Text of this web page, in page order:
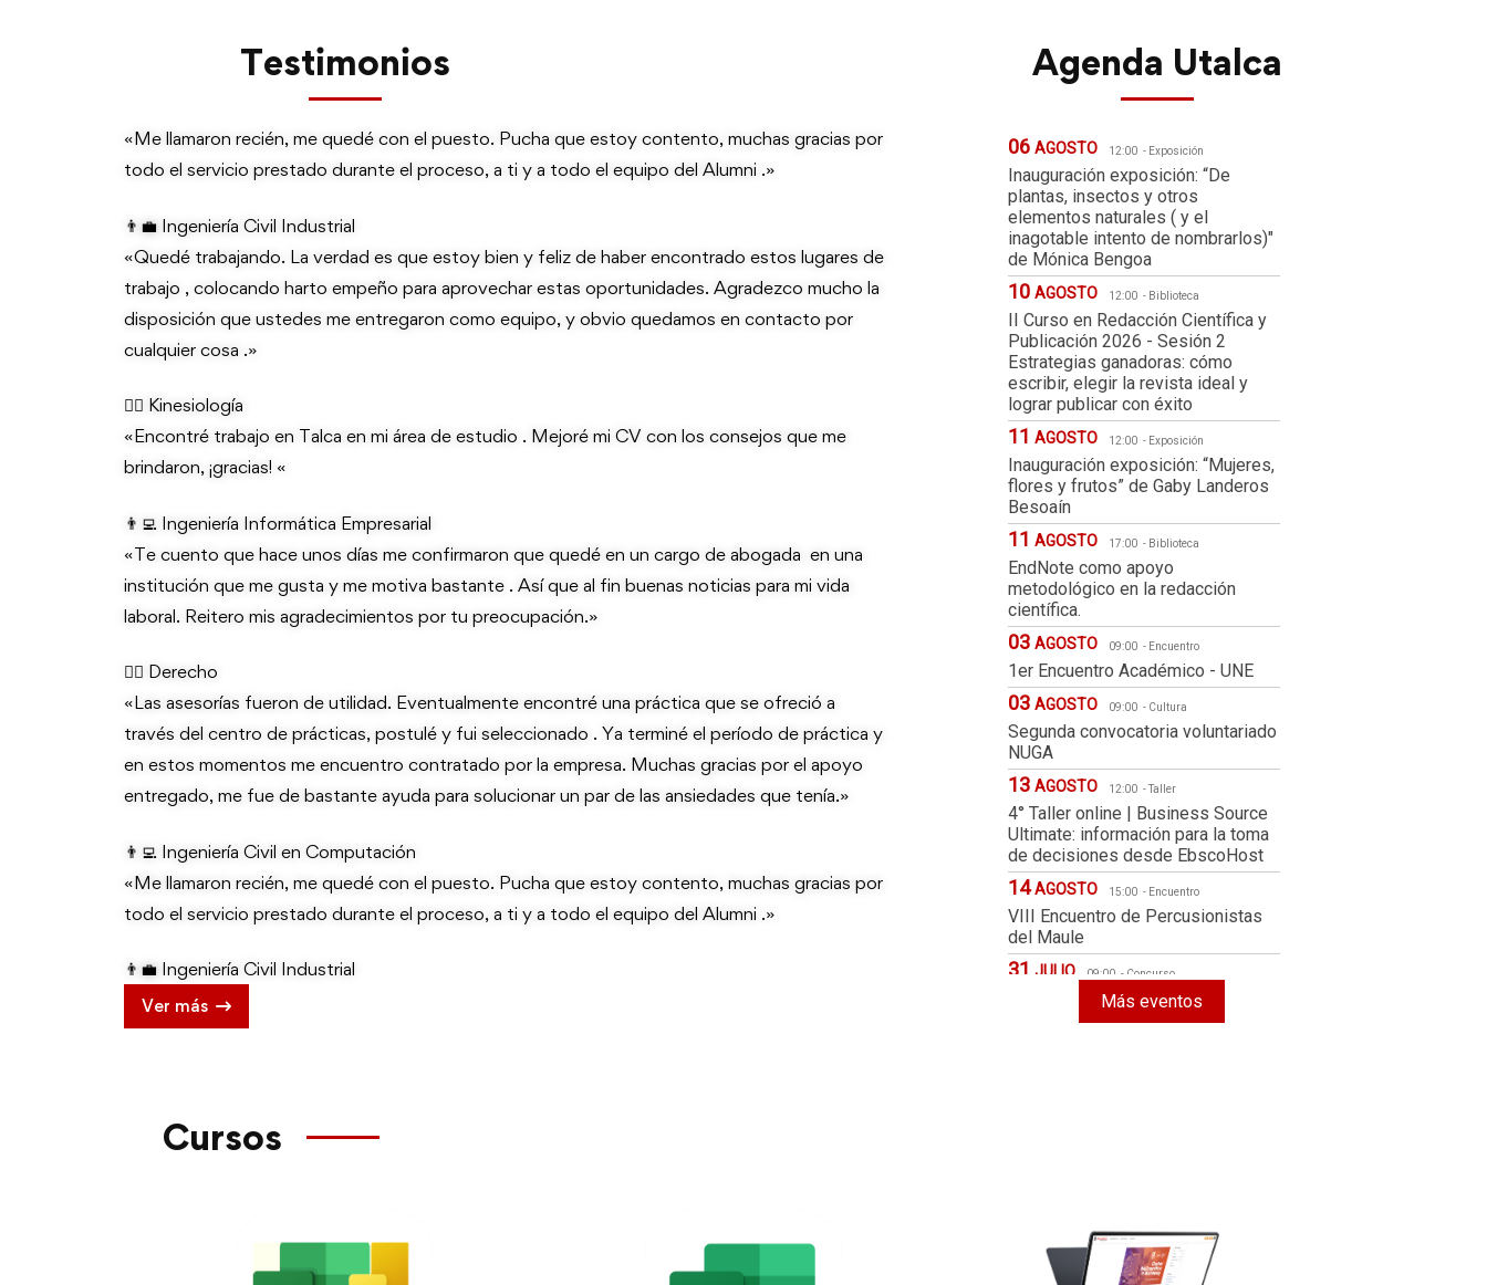
Testimonios Agenda Utalca
«Me llamaron recién, me quedé con el puesto. Pucha que estoy contento, muchas gracias por
todo el servicio prestado durante el proceso, a ti y a todo el equipo del Alumni .»
👨‍💼 Ingeniería Civil Industrial
«Quedé trabajando. La verdad es que estoy bien y feliz de haber encontrado estos lugares de
trabajo , colocando harto empeño para aprovechar estas oportunidades. Agradezco mucho la
disposición que ustedes me entregaron como equipo, y obvio quedamos en contacto por
cualquier cosa .»
👩‍⚕️ Kinesiología
«Encontré trabajo en Talca en mi área de estudio . Mejoré mi CV con los consejos que me
brindaron, ¡gracias! «
👨‍💻 Ingeniería Informática Empresarial
«Te cuento que hace unos días me confirmaron que quedé en un cargo de abogada en una
institución que me gusta y me motiva bastante . Así que al fin buenas noticias para mi vida
laboral. Reitero mis agradecimientos por tu preocupación.»
👩‍⚖️ Derecho
«Las asesorías fueron de utilidad. Eventualmente encontré una práctica que se ofreció a
través del centro de prácticas, postulé y fui seleccionado . Ya terminé el período de práctica y
en estos momentos me encuentro contratado por la empresa. Muchas gracias por el apoyo
entregado, me fue de bastante ayuda para solucionar un par de las ansiedades que tenía.»
👨‍💻 Ingeniería Civil en Computación
«Me llamaron recién, me quedé con el puesto. Pucha que estoy contento, muchas gracias por
todo el servicio prestado durante el proceso, a ti y a todo el equipo del Alumni .»
👨‍💼 Ingeniería Civil Industrial
Ver más
Cursos